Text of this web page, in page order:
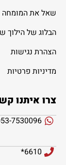
שאל את המומחה
הבלוג של הילוך
הצהרת נגישות
מדיניות פרטיות
צרו איתנו
7530096
6610*